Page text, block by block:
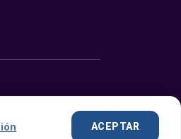
OMNES
ACEPTAR